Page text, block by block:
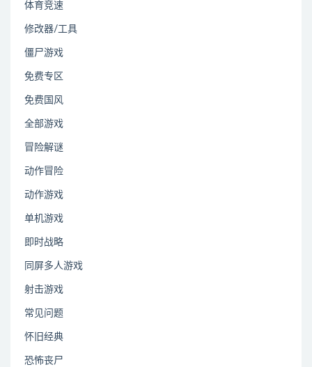
体育竞速
修改器/工具
僵尸游戏
免费专区
免费国风
全部游戏
冒险解谜
动作冒险
动作游戏
单机游戏
即时战略
同屏多人游戏
射击游戏
常见问题
怀旧经典
恐怖丧尸